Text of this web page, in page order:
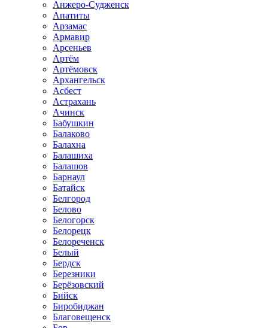
Анжеро-Судженск
Апатиты
Арзамас
Армавир
Арсеньев
Артём
Артёмовск
Архангельск
Асбест
Астрахань
Ачинск
Бабушкин
Балаково
Балахна
Балашиха
Балашов
Барнаул
Батайск
Белгород
Белово
Белогорск
Белорецк
Белореченск
Белый
Бердск
Березники
Берёзовский
Бийск
Биробиджан
Благовещенск